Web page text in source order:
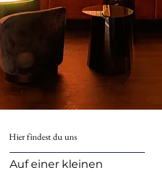
Hier findest du uns
Auf einer kleinen